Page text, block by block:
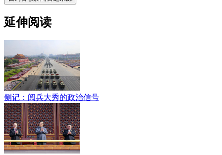
延伸阅读
侧记：阅兵大秀的政治信号